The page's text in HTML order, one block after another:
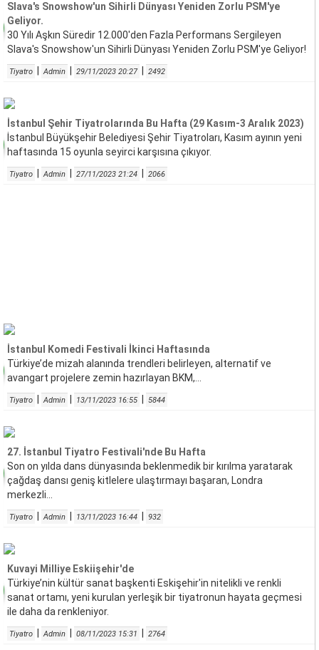
Slava's Snowshow'un Sihirli Dünyası Yeniden Zorlu PSM'ye
Geliyor.
30 Yılı Aşkın Süredir 12.000'den Fazla Performans Sergileyen
Slava's Snowshow'un Sihirli Dünyası Yeniden Zorlu PSM'ye Geliyor!
Tiyatro Admin 29/11/2023 20:27 2492
İstanbul Şehir Tiyatrolarında Bu Hafta (29 Kasım-3 Aralık 2023)
İstanbul Büyükşehir Belediyesi Şehir Tiyatroları, Kasım ayının yeni
haftasında 15 oyunla seyirci karşısına çıkıyor.
Tiyatro Admin 27/11/2023 21:24 2066
İstanbul Komedi Festivali İkinci Haftasında
Türkiye’de mizah alanında trendleri belirleyen, alternatif ve
avangart projelere zemin hazırlayan BKM,...
Tiyatro Admin 13/11/2023 16:55 5844
27. İstanbul Tiyatro Festivali'nde Bu Hafta
Son on yılda dans dünyasında beklenmedik bir kırılma yaratarak
çağdaş dansı geniş kitlelere ulaştırmayı başaran, Londra
merkezli...
Tiyatro Admin 13/11/2023 16:44 932
Kuvayi Milliye Eskiişehir'de
Türkiye’nin kültür sanat başkenti Eskişehir'in nitelikli ve renkli
sanat ortamı, yeni kurulan yerleşik bir tiyatronun hayata geçmesi
ile daha da renkleniyor.
Tiyatro Admin 08/11/2023 15:31 2764